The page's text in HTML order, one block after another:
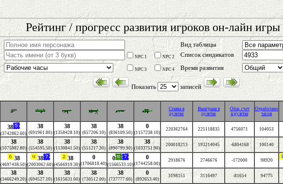
Рейтинг / прогресс развития игроков он-лайн
Вид таблицы
NPC 1 NPC 2
Список синдикатов
NPC 3 NPC 4 Время развития
Показать записей
Cтавка в
рулетке
Выигрыш в
рулетке
Общ. счет
в рулетке
Отработано
часов
38
(3742862.60)
38
(691961.80)
38
(1358428.10)
38
(657206.10)
38
(836109.50)
0
(1157238.10)
220362764 225118835 4756071 104053
38
(1075982.80)
38
(554595.50)
38
(1130841.50)
38
(551217.30)
38
(890799.90)
38
(1033751.90)
200018213 193214045 -6804168 100140
38
(4697438.50)
38
(2003062.60)
38
(4566919.30)
0
(1706818.40)
0
(1566533.10)
0
(1744258.00)
2918676 2746676 -172000 98920
38
(3466249.20)
38
(694527.10)
38
(1615631.00)
38
(730512.00)
38
(737777.60)
0
(892653.40)
3198151 3116497 -81654 94775